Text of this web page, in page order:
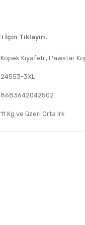
İçin Tıklayın.
Köpek Kıyafeti , Pawstar
24553-3XL
8683642042502
11 Kg ve üzeri Orta Irk